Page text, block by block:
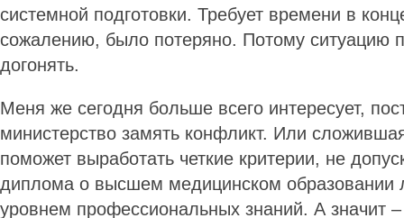
системной подготовки. Требует времени в
сожалению, было потеряно. Потому ситуацию
догонять.
Меня же сегодня больше всего интересует,
министерство замять конфликт. Или
поможет выработать четкие критерии, не
диплома о высшем медицинском образовании
уровнем профессиональных знаний. А значит